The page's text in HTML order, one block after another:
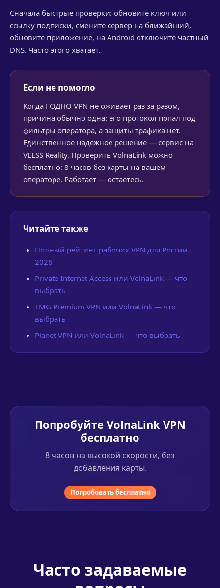
Сначала быстрые проверки: обновите ключ или
ссылку подписки, смените сервер на ближайший,
обновите приложение, на Android отключите частный
DNS. Часто этого хватает.
Если не помогло
Когда ГОДНО VPN не оживает раз за разом,
причина обычно одна: его протокол попал под
фильтры оператора, а защиты трафика нет.
Единственное надёжное решение — сервис на
VLESS Reality. Проверить VolnaLink можно
бесплатно: 8 часов без карты на вашем
операторе. Работает — остаётесь.
Читайте также
Полный рейтинг рабочих VPN для России
2026
Private Internet Access или VolnaLink — что
выбрать
TMG Premium VPN или VolnaLink — что
выбрать
Planet VPN или VolnaLink — что выбрать
Попробуйте VolnaLink VPN
бесплатно
8 часов на высокой скорости, без
добавления карты.
Попробовать бесплатно
Часто задаваемые